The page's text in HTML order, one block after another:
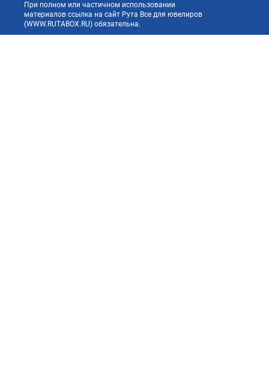
При полном или частичном использовании
материалов ссылка на сайт Рута Все для ювелиров
(WWW.RUTABOX.RU) обязательна.